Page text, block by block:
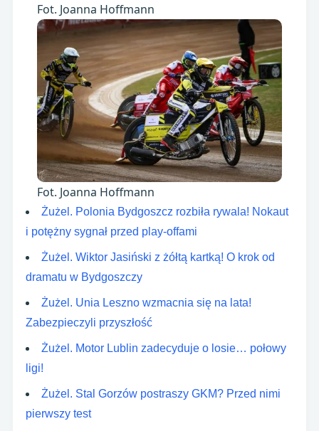
Fot. Joanna Hoffmann
Fot. Joanna Hoffmann
Żużel. Polonia Bydgoszcz rozbiła rywala! Nokaut
i potężny sygnał przed play-offami
Żużel. Wiktor Jasiński z żółtą kartką! O krok od
dramatu w Bydgoszczy
Żużel. Unia Leszno wzmacnia się na lata!
Zabezpieczyli przyszłość
Żużel. Motor Lublin zadecyduje o losie… połowy
ligi!
Żużel. Stal Gorzów postraszy GKM? Przed nimi
pierwszy test